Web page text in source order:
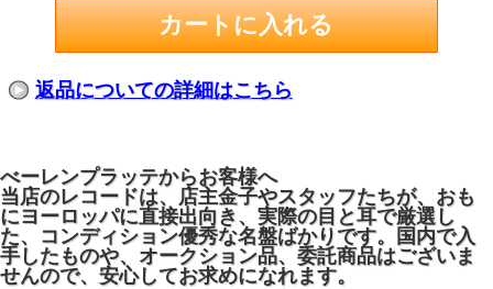
返品についての詳細はこちら
べーレンプラッテからお客様へ
当店のレコードは、店主金子やスタッフたちが、おも
にヨーロッパに直接出向き、実際の目と耳で厳選し
た、コンディション優秀な名盤ばかりです。国内で入
手したものや、オークション品、委託商品はございま
せんので、安心してお求めになれます。